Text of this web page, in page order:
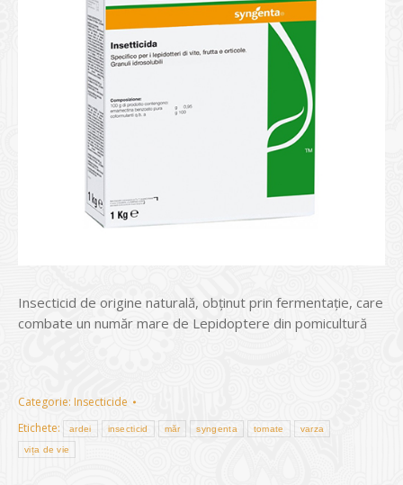
Insecticid de origine naturală, obţinut prin fermentaţie, care
combate un număr mare de Lepidoptere din pomicultură
Categorie: Insecticide
Etichete:
ardei insecticid măr syngenta tomate varza
vița de vie